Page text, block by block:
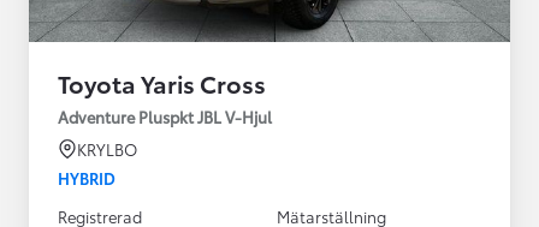
Toyota Yaris Cross
Adventure Pluspkt JBL V-Hjul
KRYLBO
HYBRID
Registrerad
Mätarställning